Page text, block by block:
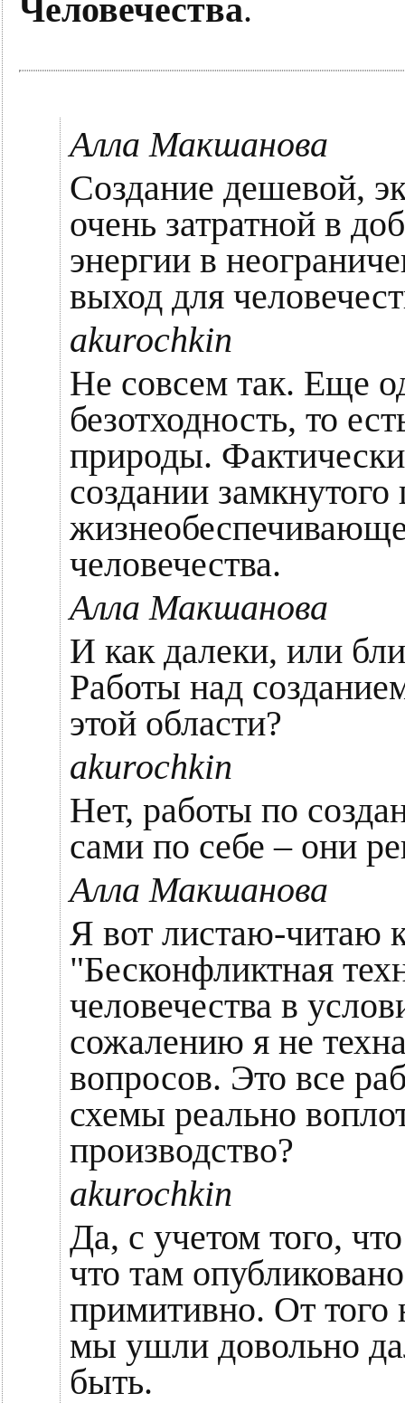
Человечества.
Алла Макшанова
Создание дешевой,
очень затратной в
энергии в
выход для
akurochkin
Не совсем так. Еще
безотходность, то
природы.
создании
человечества.
Алла Макшанова
И как далеки, или
Работы над
этой области?
akurochkin
Нет, работы по
сами по себе – они
Алла Макшанова
Я вот листаю-читаю
"Бесконфликтная
человечества в
сожалению я не
вопросов. Это все
схемы реально
производство?
akurochkin
Да, с учетом того,
что там
примитивно. От того
мы ушли довольно
быть.